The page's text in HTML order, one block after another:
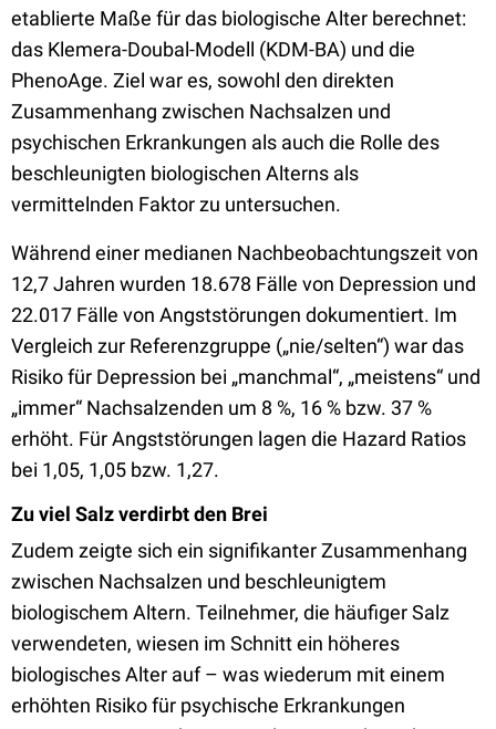
etablierte Maße für das biologische Alter berechnet:
das Klemera-Doubal-Modell (KDM-BA) und die
PhenoAge. Ziel war es, sowohl den direkten
Zusammenhang zwischen Nachsalzen und
psychischen Erkrankungen als auch die Rolle des
beschleunigten biologischen Alterns als
vermittelnden Faktor zu untersuchen.
Während einer medianen Nachbeobachtungszeit von
12,7 Jahren wurden 18.678 Fälle von Depression und
22.017 Fälle von Angststörungen dokumentiert. Im
Vergleich zur Referenzgruppe („nie/selten“) war das
Risiko für Depression bei „manchmal“, „meistens“ und
„immer“ Nachsalzenden um 8 %, 16 % bzw. 37 %
erhöht. Für Angststörungen lagen die Hazard Ratios
bei 1,05, 1,05 bzw. 1,27.
Zu viel Salz verdirbt den Brei
Zudem zeigte sich ein signifikanter Zusammenhang
zwischen Nachsalzen und beschleunigtem
biologischem Altern. Teilnehmer, die häufiger Salz
verwendeten, wiesen im Schnitt ein höheres
biologisches Alter auf – was wiederum mit einem
erhöhten Risiko für psychische Erkrankungen